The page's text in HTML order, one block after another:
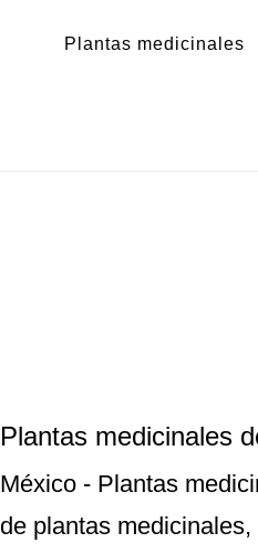
Plantas medicinales
Plantas medicinales
México - Plantas
de plantas